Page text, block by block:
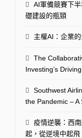
AI軍備競賽下
礎建設的瓶頸
主權AI：企業
The
Investing’s
Southwest
the Pandemic – A
疫情逆襲：西
起，從逆境中起飛